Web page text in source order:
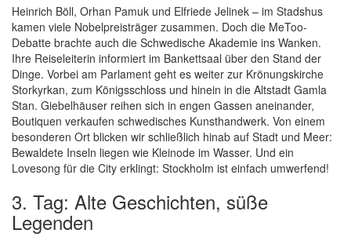
Heinrich Böll, Orhan Pamuk und Elfriede Jelinek – im Stadshus
kamen viele Nobelpreisträger zusammen. Doch die MeToo-
Debatte brachte auch die Schwedische Akademie ins Wanken.
Ihre Reiseleiterin informiert im Bankettsaal über den Stand der
Dinge. Vorbei am Parlament geht es weiter zur Krönungskirche
Storkyrkan, zum Königsschloss und hinein in die Altstadt Gamla
Stan. Giebelhäuser reihen sich in engen Gassen aneinander,
Boutiquen verkaufen schwedisches Kunsthandwerk. Von einem
besonderen Ort blicken wir schließlich hinab auf Stadt und Meer:
Bewaldete Inseln liegen wie Kleinode im Wasser. Und ein
Lovesong für die City erklingt: Stockholm ist einfach umwerfend!
3. Tag: Alte Geschichten, süße
Legenden